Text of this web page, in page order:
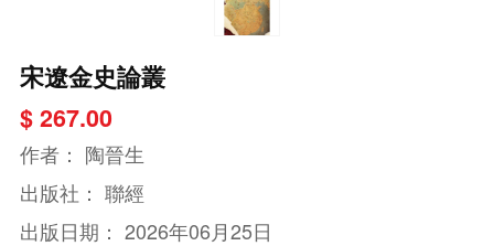
宋遼金史論叢
$ 267.00
作者： 陶晉生
出版社： 聯經
出版日期： 2026年06月25日